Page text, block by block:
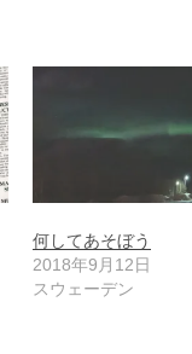
何してあそぼう
2018年9月12日
スウェーデン